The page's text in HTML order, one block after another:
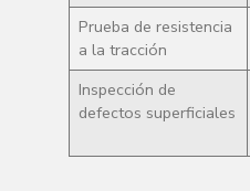
Prueba de resistencia
a la tracción
Inspección de
defectos superficiales